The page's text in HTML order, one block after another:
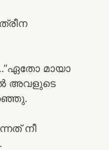
മായാ
അവളുടെ
നീ